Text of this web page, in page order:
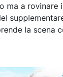
ma a
la scena